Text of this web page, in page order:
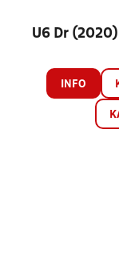
U6 Dr
INFO